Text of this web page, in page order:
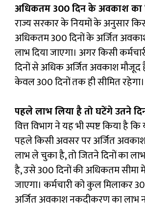
अधिकतम 300 दिन के अवकाश का
राज्य सरकार के नियमों के अनुसार
अधिकतम 300 दिनों के अर्जित
लाभ दिया जाएगा। अगर किसी
दिनों से अधिक अर्जित अवकाश मौजूद
केवल 300 दिनों तक ही सीमित रहेगा।
पहले लाभ लिया है तो घटेंगे उतने
वित्त विभाग ने यह भी स्पष्ट किया है
पहले किसी अवसर पर अर्जित
लाभ ले चुका है, तो जितने दिनों का
है, उसे 300 दिनों की अधिकतम सीमा
जाएगा। कर्मचारी को कुल मिलाकर
अर्जित अवकाश नकदीकरण का लाभ